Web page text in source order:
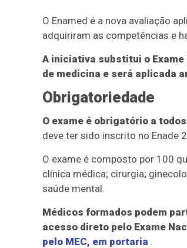
O Enamed é a nova avaliação
adquiriram as competências e
A iniciativa substitui o Exame
de medicina e será aplicada
Obrigatoriedade
O exame é obrigatório a
deve ter sido inscrito no Enade
O exame é composto por 100
clínica médica; cirurgia;
saúde mental.
Médicos formados podem
acesso direto pelo Exame
pelo MEC, em portaria .